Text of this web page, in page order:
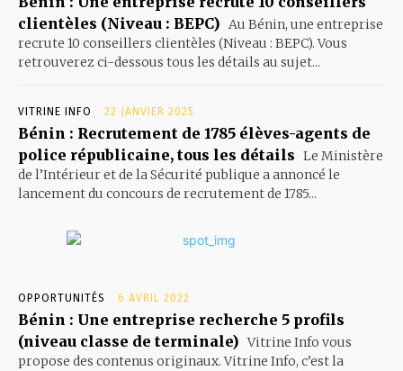
clientèles (Niveau : BEPC) Au Bénin, une entreprise
recrute 10 conseillers clientèles (Niveau : BEPC). Vous
retrouverez ci-dessous tous les détails au sujet...
VITRINE INFO 22 JANVIER 2025
Bénin : Recrutement de 1785 élèves-agents de
police républicaine, tous les détails Le Ministère
de l’Intérieur et de la Sécurité publique a annoncé le
lancement du concours de recrutement de 1785...
OPPORTUNITÉS 6 AVRIL 2022
Bénin : Une entreprise recherche 5 profils
(niveau classe de terminale) Vitrine Info vous
propose des contenus originaux. Vitrine Info, c’est la